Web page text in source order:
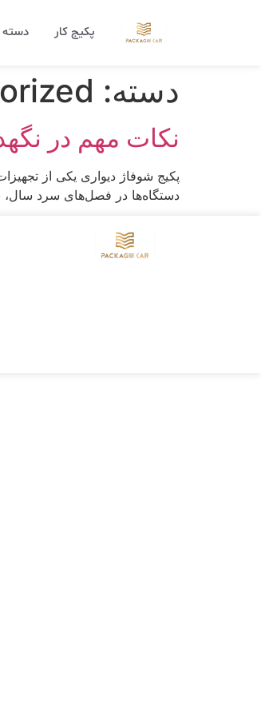
پکیج کار دسته
دسته:
نکات مهم در
پکیج شوفاژ دیواری یکی از
دستگاه‌ها در فصل‌های سرد سال،